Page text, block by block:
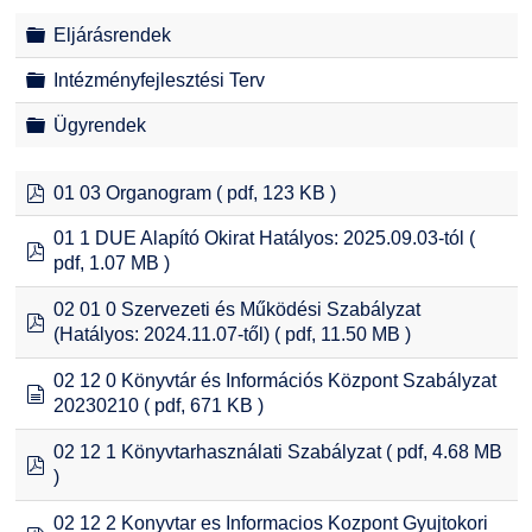
Folder
Eljárásrendek
Folder
Intézményfejlesztési Terv
Folder
Ügyrendek
pdf
01 03 Organogram ( pdf, 123 KB )
pdf
01 1 DUE Alapító Okirat Hatályos: 2025.09.03-tól (
pdf, 1.07 MB )
pdf
02 01 0 Szervezeti és Működési Szabályzat
(Hatályos: 2024.11.07-től) ( pdf, 11.50 MB )
document
02 12 0 Könyvtár és Információs Központ Szabályzat
20230210 ( pdf, 671 KB )
pdf
02 12 1 Könyvtarhasználati Szabályzat ( pdf, 4.68 MB
)
02 12 2 Konyvtar es Informacios Kozpont Gyujtokori